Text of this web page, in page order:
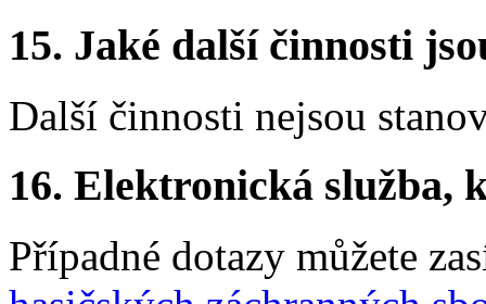
15. Jaké další činnosti
Další činnosti nejsou
16. Elektronická služba,
Případné dotazy můžete